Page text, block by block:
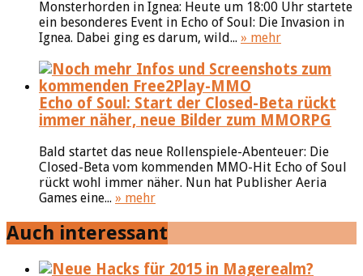
Monsterhorden in Ignea: Heute um 18:00 Uhr startete
ein besonderes Event in Echo of Soul: Die Invasion in
Ignea. Dabei ging es darum, wild... » mehr
Echo of Soul: Start der Closed-Beta rückt
immer näher, neue Bilder zum MMORPG
Bald startet das neue Rollenspiele-Abenteuer: Die
Closed-Beta vom kommenden MMO-Hit Echo of Soul
rückt wohl immer näher. Nun hat Publisher Aeria
Games eine... » mehr
Auch interessant